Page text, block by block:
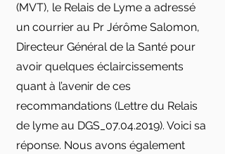
(MVT), le Relais de Lyme a adressé
un courrier au Pr Jérôme Salomon,
Directeur Général de la Santé pour
avoir quelques éclaircissements
quant à l’avenir de ces
recommandations (Lettre du Relais
de lyme au DGS_07.04.2019). Voici sa
réponse. Nous avons également